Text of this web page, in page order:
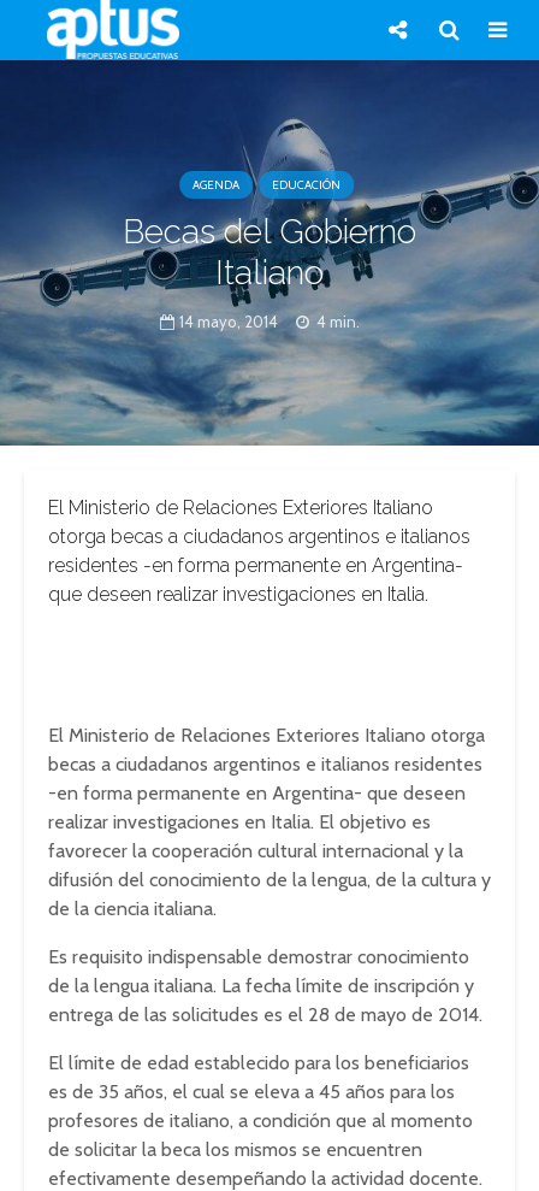
AGENDA EDUCACIÓN
Becas del Gobierno
Italiano
14 mayo, 2014 4 min.
El Ministerio de Relaciones Exteriores Italiano
otorga becas a ciudadanos argentinos e italianos
residentes -en forma permanente en Argentina-
que deseen realizar investigaciones en Italia.
El Ministerio de Relaciones Exteriores Italiano otorga
becas a ciudadanos argentinos e italianos residentes
-en forma permanente en Argentina- que deseen
realizar investigaciones en Italia. El objetivo es
favorecer la cooperación cultural internacional y la
difusión del conocimiento de la lengua, de la cultura y
de la ciencia italiana.
Es requisito indispensable demostrar conocimiento
de la lengua italiana. La fecha límite de inscripción y
entrega de las solicitudes es el 28 de mayo de 2014.
El límite de edad establecido para los beneficiarios
es de 35 años, el cual se eleva a 45 años para los
profesores de italiano, a condición que al momento
de solicitar la beca los mismos se encuentren
efectivamente desempeñando la actividad docente.